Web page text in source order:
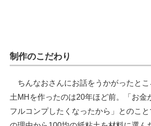
制作のこだわり
ちんなおさんにお話をうかがったと
土MHを作ったのは20年ほど前。「お金
フルコンプしたくなったから」とのこ